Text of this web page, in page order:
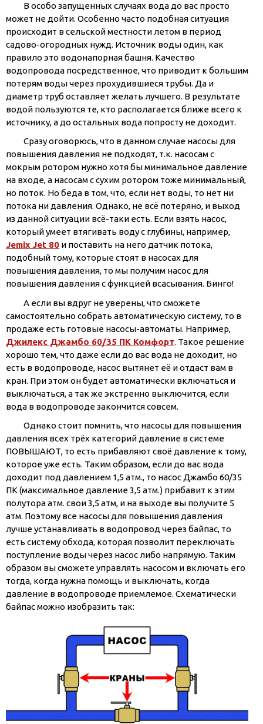
В особо запущенных случаях вода до вас просто
может не дойти. Особенно часто подобная ситуация
происходит в сельской местности летом в период
садово-огородных нужд. Источник воды один, как
правило это водонапорная башня. Качество
водопровода посредственное, что приводит к большим
потерям воды через прохудившиеся трубы. Да и
диаметр труб оставляет желать лучшего. В результате
водой пользуются те, кто располагается ближе всего к
источнику, а до остальных вода попросту не доходит.
Сразу оговорюсь, что в данном случае насосы для
повышения давления не подходят, т.к. насосам с
мокрым ротором нужно хотя бы минимальное давление
на входе, а насосам с сухим ротором тоже минимальный,
но поток. Но беда в том, что, если нет воды, то нет ни
потока ни давления. Однако, не всё потеряно, и выход
из данной ситуации всё-таки есть. Если взять насос,
который умеет втягивать воду с глубины, например,
Jemix Jet 80 и поставить на него датчик потока,
подобный тому, которые стоят в насосах для
повышения давления, то мы получим насос для
повышения давления с функцией всасывания. Бинго!
А если вы вдруг не уверены, что сможете
самостоятельно собрать автоматическую систему, то в
продаже есть готовые насосы-автоматы. Например,
Джилекс Джамбо 60/35 ПК Комфорт. Такое решение
хорошо тем, что даже если до вас вода не доходит, но
есть в водопроводе, насос вытянет её и отдаст вам в
кран. При этом он будет автоматически включаться и
выключаться, а так же экстренно выключится, если
вода в водопроводе закончится совсем.
Однако стоит помнить, что насосы для повышения
давления всех трёх категорий давление в системе
ПОВЫШАЮТ, то есть прибавляют своё давление к тому,
которое уже есть. Таким образом, если до вас вода
доходит под давлением 1,5 атм., то насос Джамбо 60/35
ПК (максимальное давление 3,5 атм.) прибавит к этим
полутора атм. свои 3,5 атм, и на выходе вы получите 5
атм. Поэтому все насосы для повышения давления
лучше устанавливать в водопровод через байпас, то
есть систему обхода, которая позволит переключать
поступление воды через насос либо напрямую. Таким
образом вы сможете управлять насосом и включать его
тогда, когда нужна помощь и выключать, когда
давление в водопроводе приемлемое. Схематически
байпас можно изобразить так: